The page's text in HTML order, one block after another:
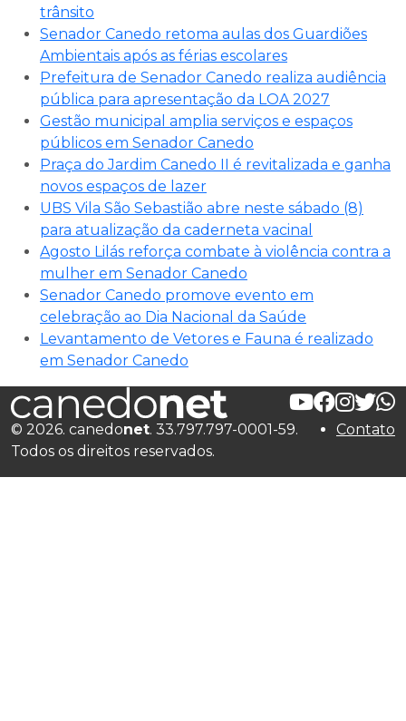
trânsito
Senador Canedo retoma aulas dos Guardiões
Ambientais após as férias escolares
Prefeitura de Senador Canedo realiza audiência
pública para apresentação da LOA 2027
Gestão municipal amplia serviços e espaços
públicos em Senador Canedo
Praça do Jardim Canedo II é revitalizada e ganha
novos espaços de lazer
UBS Vila São Sebastião abre neste sábado (8)
para atualização da caderneta vacinal
Agosto Lilás reforça combate à violência contra a
mulher em Senador Canedo
Senador Canedo promove evento em
celebração ao Dia Nacional da Saúde
Levantamento de Vetores e Fauna é realizado
em Senador Canedo
© 2026. canedonet. 33.797.797-0001-59.
Todos os direitos reservados.
Contato